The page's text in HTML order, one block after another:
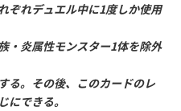
れデュエル中に1度しか使用
・炎属性モンスター1体を除外
る。その後、このカードのレ
にできる。